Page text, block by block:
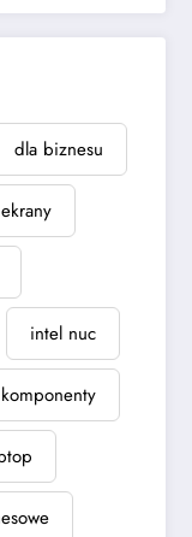
dla biznesu
ekrany
intel nuc
komponenty